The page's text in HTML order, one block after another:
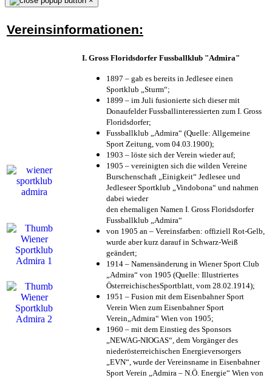
Vereinsinformationen:
I. Gross Floridsdorfer Fussballklub "Admira"
1897 – gab es bereits in Jedlesee einen
Sportklub „Sturm“;
1899 – im Juli fusionierte sich dieser mit
Donaufelder Fussballinteressierten zum I. Gross
Floridsdorfer;
Fussballklub „Admira“ (Quelle: Allgemeine
Sport Zeitung, vom 04.03.1900);
1903 – löste sich der Verein wieder auf;
1905 – vereinigten sich die wilden Vereine
Burschenschaft „Einigkeit“ Jedlesee und
Jedleseer Sportklub „Vindobona“ und nahmen
dabei wieder
den ehemaligen Namen I. Gross Floridsdorfer
Fussballklub „Admira“
von 1905 an – Vereinsfarben: offiziell Rot-Gelb,
wurde aber kurz darauf in Schwarz-Weiß
geändert;
1914 – Namensänderung in Wiener Sport Club
„Admira“ von 1905 (Quelle: Illustriertes
ÖsterreichischesSportblatt, vom 28.02.1914);
1951 – Fusion mit dem Eisenbahner Sport
Verein Wien zum Eisenbahner Sport
Verein„Admira“ Wien von 1905;
1960 – mit dem Einstieg des Sponsors
„NEWAG-NIOGAS“, dem Vorgänger des
niederösterreichischen Energieversorgers
„EVN“, wurde der Vereinsname in Eisenbahner
Sport Verein „Admira – N.Ö. Energie“ Wien von